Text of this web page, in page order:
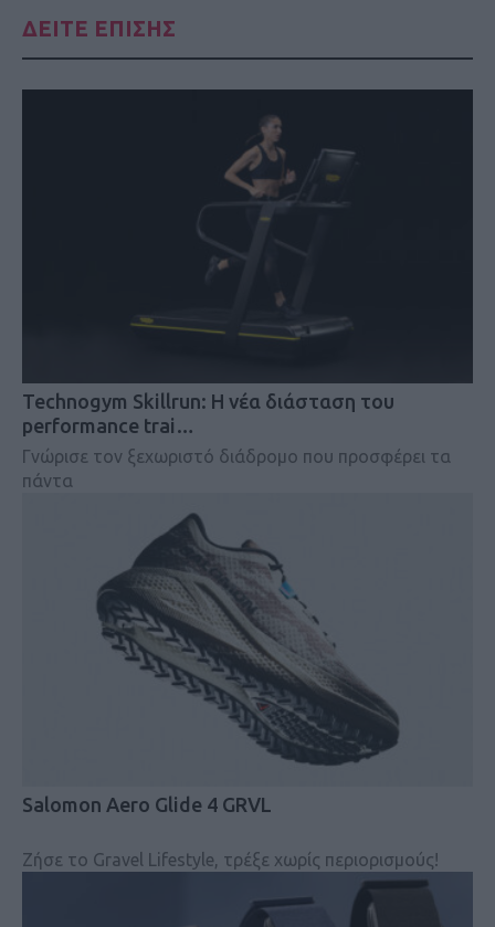
ΔΕΙΤΕ ΕΠΙΣΗΣ
Technogym Skillrun: Η νέα διάσταση του
performance trai…
Γνώρισε τον ξεχωριστό διάδρομο που προσφέρει τα
πάντα
Salomon Aero Glide 4 GRVL
Ζήσε το Gravel Lifestyle, τρέξε χωρίς περιορισμούς!